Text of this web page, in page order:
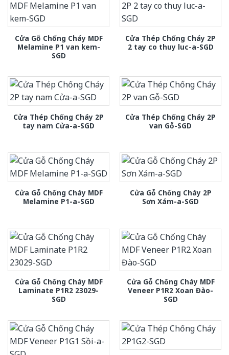
Cửa Gỗ Chống Cháy MDF
Melamine P1 van kem-
SGD
Cửa Thép Chống Cháy 2P
2 tay co thuy luc-a-SGD
Cửa Thép Chống Cháy 2P
tay nam Cửa-a-SGD
Cửa Thép Chống Cháy 2P
van Gỗ-SGD
Cửa Gỗ Chống Cháy MDF
Melamine P1-a-SGD
Cửa Gỗ Chống Cháy 2P
Sơn Xám-a-SGD
Cửa Gỗ Chống Cháy MDF
Laminate P1R2 23029-
SGD
Cửa Gỗ Chống Cháy MDF
Veneer P1R2 Xoan Đào-
SGD